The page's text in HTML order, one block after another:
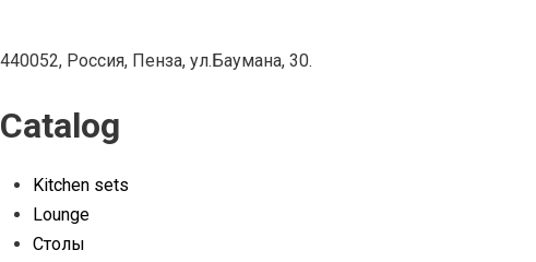
440052, Россия, Пенза, ул.Баумана, 30.
Catalog
Kitchen sets
Lounge
Столы